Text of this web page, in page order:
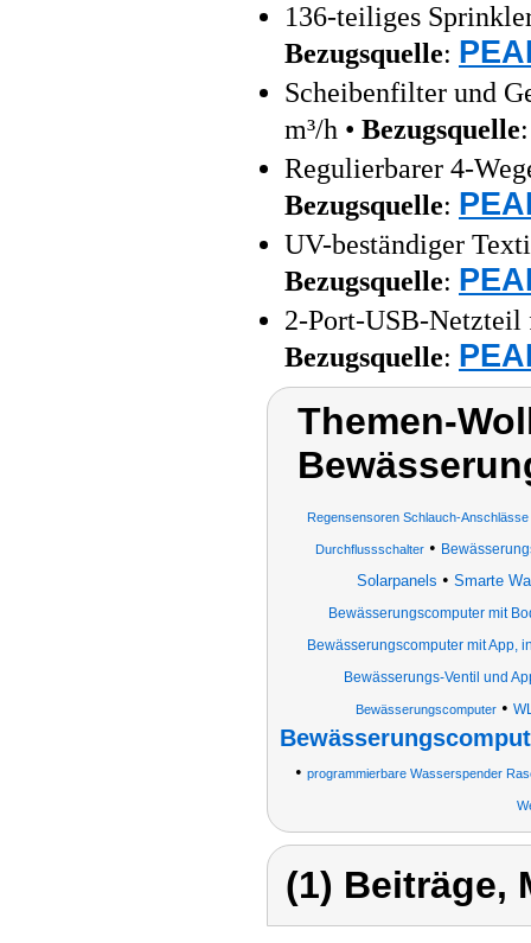
136-teiliges
Bezugsquelle:
Scheibenfilter und
m³/h • Bezugsquelle
Regulierbarer 4-
Bezugsquelle:
UV-beständiger
Bezugsquelle:
2-Port-USB-Netzteil
Bezugsquelle:
Themen-
Regensensoren Schlauch-
Durchflussschalter•
Solarpanels • Smarte
Bewässerungscomputer mit
Bewässerungscomputer mit App,
Bewässerungs-Ventil und
Bewässerungscomputer •
• programmierbare Wasserspender
(1) Beiträge,